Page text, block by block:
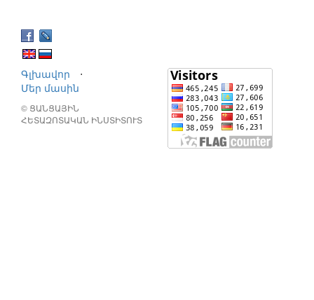
Գլխավոր
⋅
Մեր մասին
© ՑԱՆՑԱՅԻՆ
ՀԵՏԱԶՈՏԱԿԱՆ ԻՆՍՏԻՏՈՒՏ